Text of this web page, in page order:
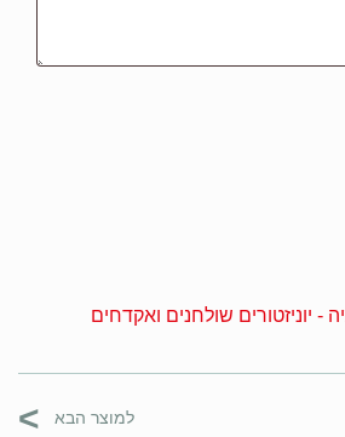
- יוניזטורים שולחנים ואקדחים
למוצר הבא >